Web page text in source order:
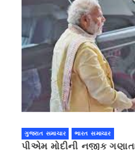
ગુજરાત સમાચાર ભારત સમાચાર
પીએમ મોદીની નજીક